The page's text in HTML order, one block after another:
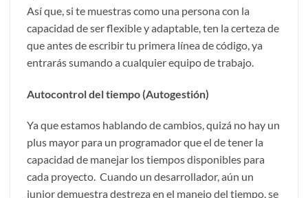
Así que, si te muestras como una persona con la
capacidad de ser flexible y adaptable, ten la certeza de
que antes de escribir tu primera línea de código, ya
entrarás sumando a cualquier equipo de trabajo.
Autocontrol del tiempo (Autogestión)
Ya que estamos hablando de cambios, quizá no hay un
plus mayor para un programador que el de tener la
capacidad de manejar los tiempos disponibles para
cada proyecto. Cuando un desarrollador, aún un
junior demuestra destreza en el manejo del tiempo, se